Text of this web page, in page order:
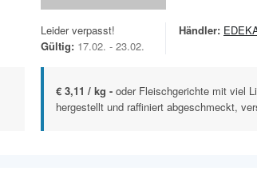
Leider verpasst!
Gültig: 17.02. - 23.02.
Händler:
€ 3,11 / kg - oder Fleischgerichte mit viel
hergestellt und raffiniert abgeschmeckt,